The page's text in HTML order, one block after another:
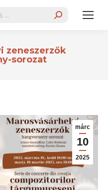
zeneszerzők
sorozat
márc
10
2025